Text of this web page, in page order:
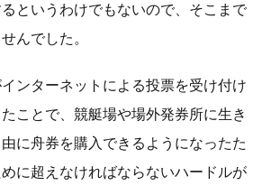
というわけでもないので、そこまで
んでした。
ンターネットによる投票を受け付け
ことで、競艇場や場外発券所に生き
に舟券を購入できるようになったた
に超えなければならないハードルが